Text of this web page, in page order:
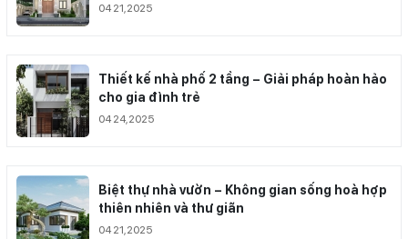
04 21,2025
Thiết kế nhà phố 2 tầng – Giải pháp hoàn hảo
cho gia đình trẻ
04 24,2025
Biệt thự nhà vườn – Không gian sống hoà hợp
thiên nhiên và thư giãn
04 21,2025